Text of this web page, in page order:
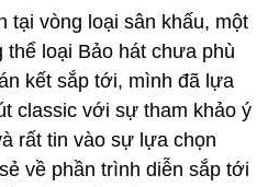
tại vòng loại sân khấu, một
loại Bảo hát chưa phù
kết sắp tới, mình đã lựa
classic với sự tham khảo ý
rất tin vào sự lựa chọn
về phần trình diễn sắp tới